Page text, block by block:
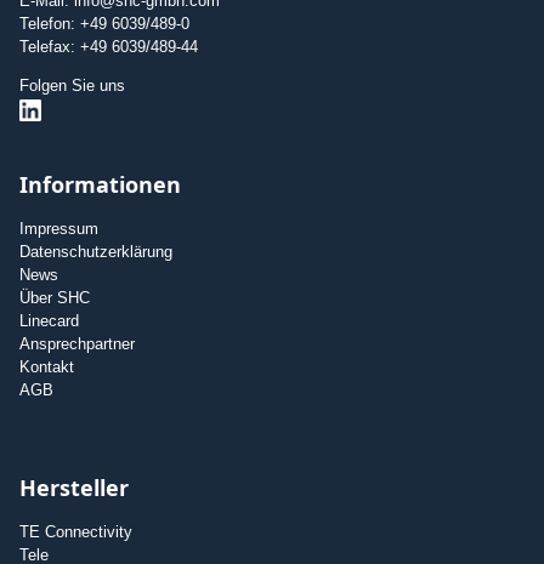
Telefon: +49 6039/489-0
Telefax: +49 6039/489-44
Folgen Sie uns
Informationen
Impressum
Datenschutzerklärung
News
Über SHC
Linecard
Ansprechpartner
Kontakt
AGB
Hersteller
TE Connectivity
Tele